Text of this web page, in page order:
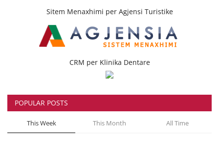
Sitem Menaxhimi per Agjensi Turistike
CRM per Klinika Dentare
POPULAR POSTS
This Week This Month All Time